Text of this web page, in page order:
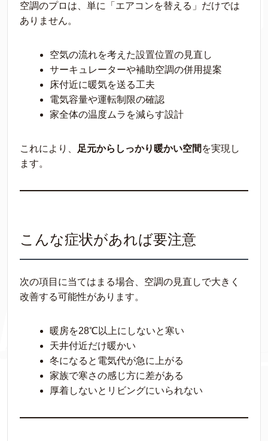
空調のプロは、単に「エアコンを替える」だけでは
ありません。
空気の流れを考えた設置位置の見直し
サーキュレーターや補助空調の併用提案
床付近に暖気を送る工夫
電気容量や運転制限の確認
家全体の温度ムラを減らす設計
これにより、 足元からしっかり暖かい空間 を実現し
ます。
こんな症状があれば要注意
次の項目に当てはまる場合、空調の見直しで大きく
改善する可能性があります。
暖房を28℃以上にしないと寒い
天井付近だけ暖かい
冬になると電気代が急に上がる
家族で寒さの感じ方に差がある
厚着しないとリビングにいられない